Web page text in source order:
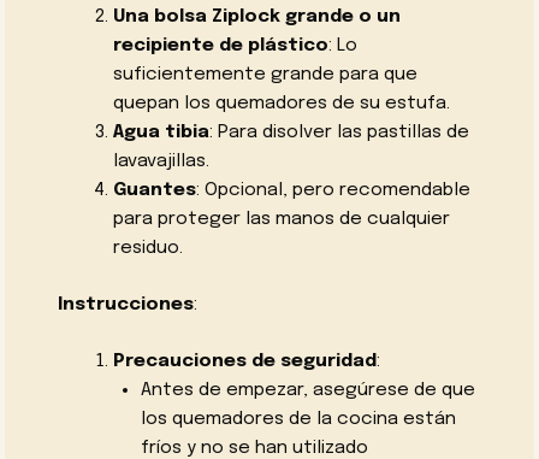
Una bolsa Ziplock grande o un
recipiente de plástico: Lo
suficientemente grande para que
quepan los quemadores de su estufa.
Agua tibia: Para disolver las pastillas de
lavavajillas.
Guantes: Opcional, pero recomendable
para proteger las manos de cualquier
residuo.
Instrucciones:
Precauciones de seguridad:
Antes de empezar, asegúrese de que
los quemadores de la cocina están
fríos y no se han utilizado